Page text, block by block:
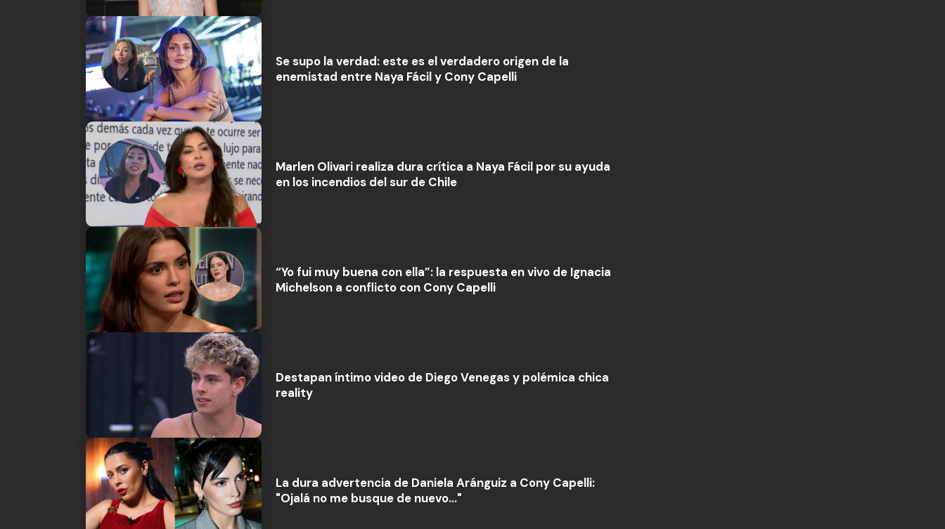
Se supo la verdad: este es el verdadero origen de la
enemistad entre Naya Fácil y Cony Capelli
Marlen Olivari realiza dura crítica a Naya Fácil por su ayuda
en los incendios del sur de Chile
“Yo fui muy buena con ella”: la respuesta en vivo de Ignacia
Michelson a conflicto con Cony Capelli
Destapan íntimo video de Diego Venegas y polémica chica
reality
La dura advertencia de Daniela Aránguiz a Cony Capelli:
"Ojalá no me busque de nuevo..."